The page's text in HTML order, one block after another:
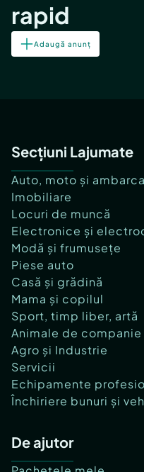
rapid
Adaugă anunț
Secțiuni Lajumate
Auto, moto și
Imobiliare
Locuri de muncă
Electronice și
Modă și frumusețe
Piese auto
Casă și grădină
Mama și copilul
Sport, timp liber, artă
Animale de companie
Agro și Industrie
Servicii
Echipamente
Închiriere bunuri și
De ajutor